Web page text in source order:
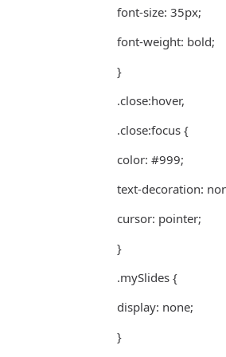
font-size: 35px;
font-weight: bold;
}
.close:hover,
.close:focus {
color: #999;
text-decoration:
cursor: pointer;
}
.mySlides {
display: none;
}